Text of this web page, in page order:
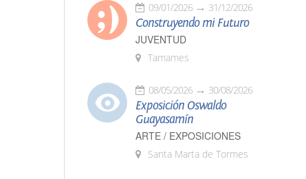
09/01/2026 31/12/2026
Construyendo mi Futuro
JUVENTUD
Tamames
08/05/2026 30/08/2026
Exposición Oswaldo
Guayasamín
ARTE / EXPOSICIONES
Santa Marta de Tormes